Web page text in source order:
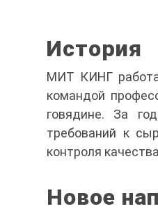
История
МИТ КИНГ
командой
говядине. За
требований к
контроля
Новое